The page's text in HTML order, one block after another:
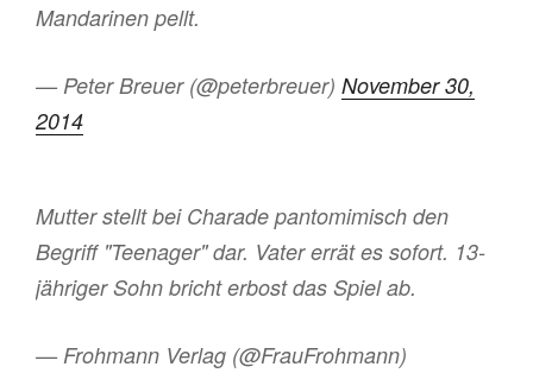
Mandarinen pellt.
— Peter Breuer (@peterbreuer) November 30,
2014
Mutter stellt bei Charade pantomimisch den
Begriff "Teenager" dar. Vater errät es sofort. 13-
jähriger Sohn bricht erbost das Spiel ab.
— Frohmann Verlag (@FrauFrohmann)